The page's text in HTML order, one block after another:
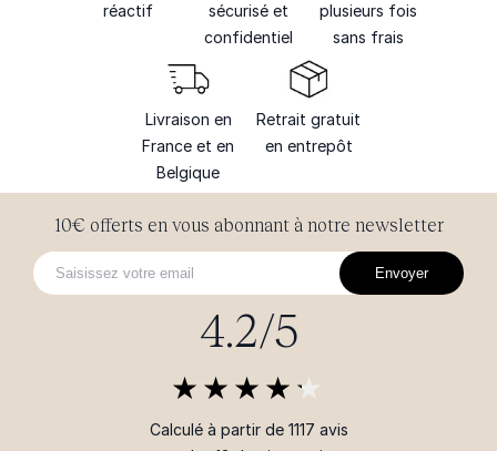
réactif
sécurisé et
confidentiel
plusieurs fois
sans frais
Livraison en
France et en
Belgique
Retrait gratuit
en entrepôt
10€ offerts en vous abonnant à notre newsletter
Envoyer
4.2/5
Calculé à partir de 1117 avis